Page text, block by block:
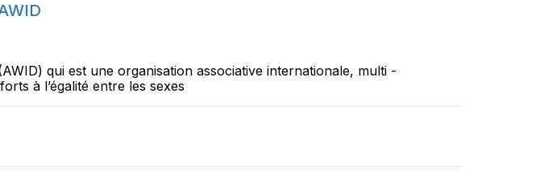
qui est une organisation associative internationale, multi -
à l’égalité entre les sexes